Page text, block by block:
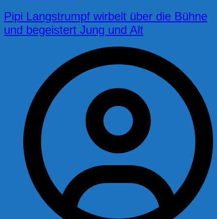
Pipi Langstrumpf wirbelt über die Bühne
und begeistert Jung und Alt